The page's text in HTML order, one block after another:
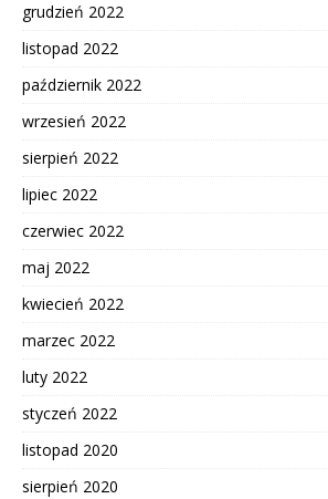
grudzień 2022
listopad 2022
październik 2022
wrzesień 2022
sierpień 2022
lipiec 2022
czerwiec 2022
maj 2022
kwiecień 2022
marzec 2022
luty 2022
styczeń 2022
listopad 2020
sierpień 2020